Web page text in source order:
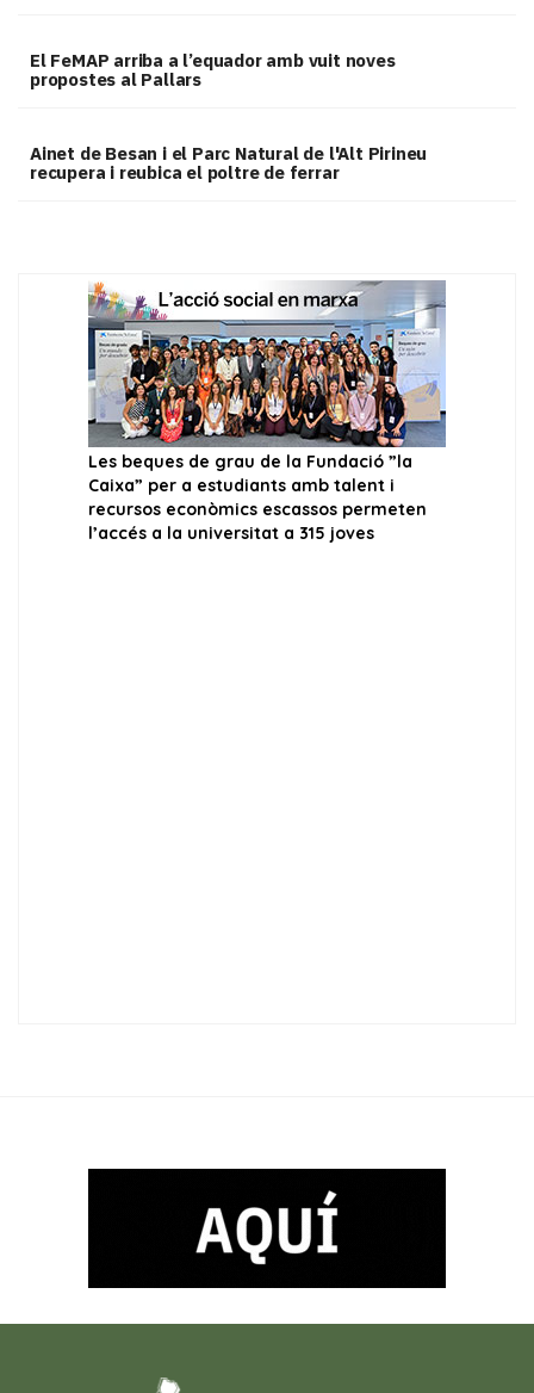
El FeMAP arriba a l’equador amb vuit noves
propostes al Pallars
Ainet de Besan i el Parc Natural de l'Alt Pirineu
recupera i reubica el poltre de ferrar